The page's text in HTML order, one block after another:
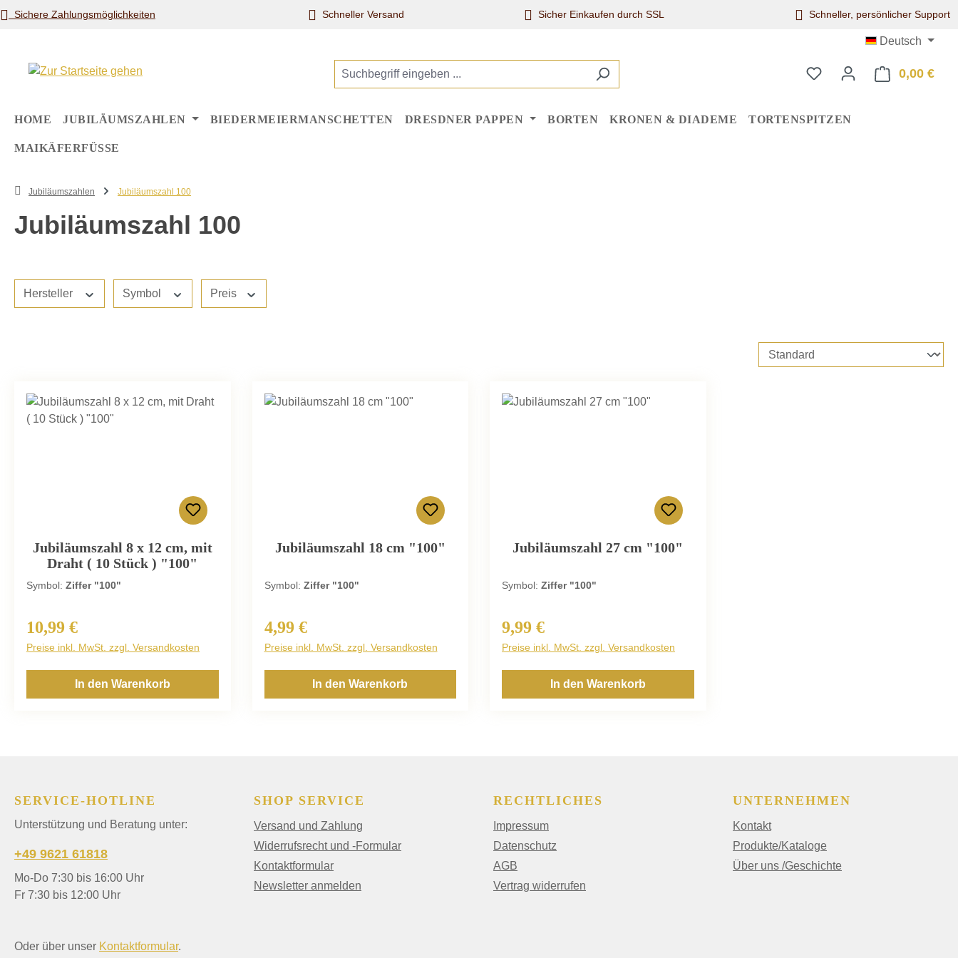
Hauptinhalt springen
Zur Suche springen
Zur Hauptnavigation springen
Sichere Zahlungsmöglichkeiten Schneller Versand Sicher Einkaufen durch SSL Schneller, persönlicher Support
Deutsch
0,00 €
HOME JUBILÄUMSZAHLEN BIEDERMEIERMANSCHETTEN DRESDNER PAPPEN BORTEN KRONEN & DIADEME TORTENSPITZEN
MAIKÄFERFÜSSE
Jubiläumszahlen Jubiläumszahl 100
Jubiläumszahl 100
Hersteller Symbol Preis
Jubiläumszahl 8 x 12 cm, mit
Draht ( 10 Stück ) "100"
Symbol: Ziffer "100"
Regulärer Preis:
10,99 €
Preise inkl. MwSt. zzgl. Versandkosten
In den Warenkorb
Jubiläumszahl 18 cm "100"
Symbol: Ziffer "100"
Regulärer Preis:
4,99 €
Preise inkl. MwSt. zzgl. Versandkosten
In den Warenkorb
Jubiläumszahl 27 cm "100"
Symbol: Ziffer "100"
Regulärer Preis:
9,99 €
Preise inkl. MwSt. zzgl. Versandkosten
In den Warenkorb
SERVICE-HOTLINE
Unterstützung und Beratung unter:
+49 9621 61818
Mo-Do 7:30 bis 16:00 Uhr
Fr 7:30 bis 12:00 Uhr
Oder über unser Kontaktformular.
SHOP SERVICE
Versand und Zahlung
Widerrufsrecht und -Formular
Kontaktformular
Newsletter anmelden
RECHTLICHES
Impressum
Datenschutz
AGB
Vertrag widerrufen
UNTERNEHMEN
Kontakt
Produkte/Kataloge
Über uns /Geschichte